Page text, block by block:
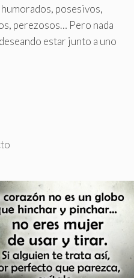
posesivos,
perezosos… Pero nada
estar junto a uno